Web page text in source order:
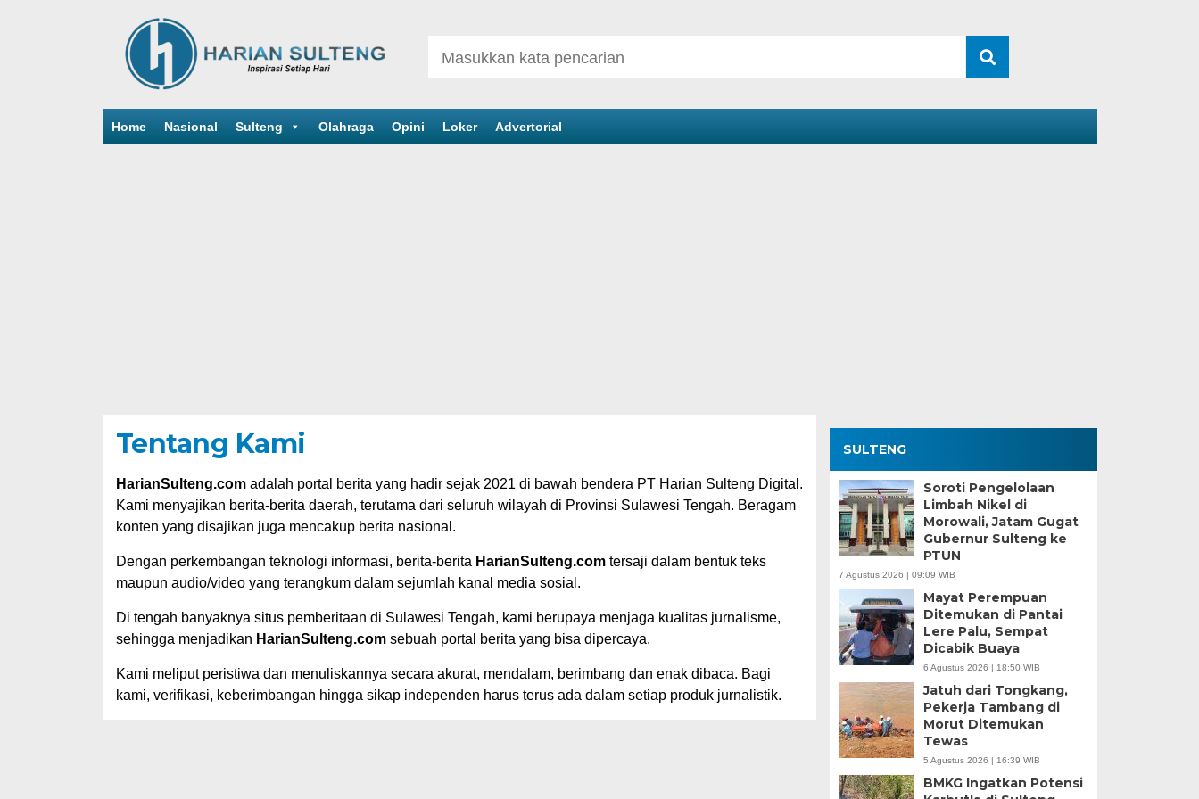
Home Nasional Sulteng Olahraga Opini Loker Advertorial
Tentang Kami
HarianSulteng.comadalah portal berita yang hadir sejak 2021 di bawah bendera PT Harian Sulteng Digital.
Kami menyajikan berita-berita daerah, terutama dari seluruh wilayah di Provinsi Sulawesi Tengah. Beragam
konten yang disajikan juga mencakup berita nasional.
Dengan perkembangan teknologi informasi, berita-berita HarianSulteng.comtersaji dalam bentuk teks
maupun audio/video yang terangkum dalam sejumlah kanal media sosial.
Di tengah banyaknya situs pemberitaan di Sulawesi Tengah, kami berupaya menjaga kualitas jurnalisme,
sehingga menjadikan HarianSulteng.comsebuah portal berita yang bisa dipercaya.
Kami meliput peristiwa dan menuliskannya secara akurat, mendalam, berimbang dan enak dibaca. Bagi
kami, verifikasi, keberimbangan hingga sikap independen harus terus ada dalam setiap produk jurnalistik.
SULTENG
Soroti Pengelolaan
Limbah Nikel di
Morowali, Jatam Gugat
Gubernur Sulteng ke
PTUN
7 Agustus 2026 | 09:09 WIB
Mayat Perempuan
Ditemukan di Pantai
Lere Palu, Sempat
Dicabik Buaya
6 Agustus 2026 | 18:50 WIB
Jatuh dari Tongkang,
Pekerja Tambang di
Morut Ditemukan
Tewas
5 Agustus 2026 | 16:39 WIB
BMKG Ingatkan Potensi